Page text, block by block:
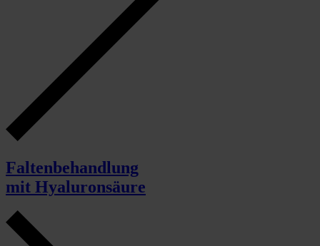
Faltenbehandlung
mit Hyaluronsäure